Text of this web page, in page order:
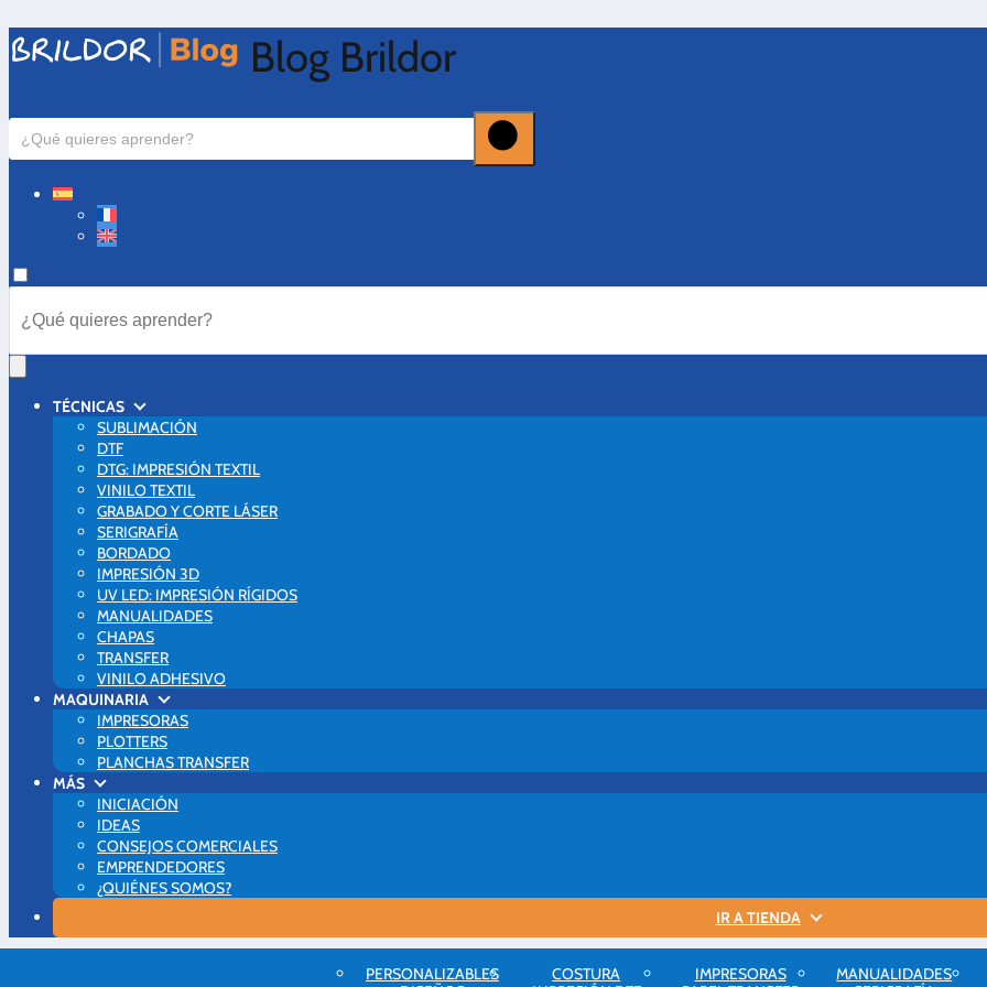
Blog Brildor
TÉCNICAS
SUBLIMACIÓN
DTF
DTG: IMPRESIÓN TEXTIL
VINILO TEXTIL
GRABADO Y CORTE LÁSER
SERIGRAFÍA
BORDADO
IMPRESIÓN 3D
UV LED: IMPRESIÓN RÍGIDOS
MANUALIDADES
CHAPAS
TRANSFER
VINILO ADHESIVO
MAQUINARIA
IMPRESORAS
PLOTTERS
PLANCHAS TRANSFER
MÁS
INICIACIÓN
IDEAS
CONSEJOS COMERCIALES
EMPRENDEDORES
¿QUIÉNES SOMOS?
IR A TIENDA
PERSONALIZABLES COSTURA IMPRESORAS MANUALIDADES